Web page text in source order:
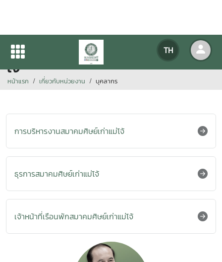
TH
การบริหารงานสมาคมศิษย์เก่าแม่
โจ้
หน้าแรก เกี่ยวกับหน่วยงาน บุคลากร
การบริหารงานสมาคมศิษย์เก่าแม่โจ้
ธุรการสมาคมศิษย์เก่าแม่โจ้
เจ้าหน้าที่เรือนพักสมาคมศิษย์เก่าแม่โจ้